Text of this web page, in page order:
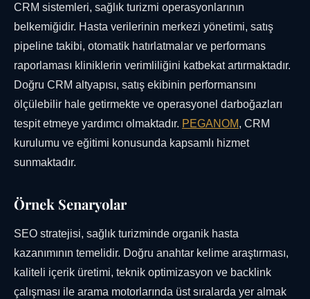
CRM sistemleri, sağlık turizmi operasyonlarının
belkemiğidir. Hasta verilerinin merkezi yönetimi, satış
pipeline takibi, otomatik hatırlatmalar ve performans
raporlaması kliniklerin verimliliğini katbekat artırmaktadır.
Doğru CRM altyapısı, satış ekibinin performansını
ölçülebilir hale getirmekte ve operasyonel darboğazları
tespit etmeye yardımcı olmaktadır. PEGANOM, CRM
kurulumu ve eğitimi konusunda kapsamlı hizmet
sunmaktadır.
Örnek Senaryolar
SEO stratejisi, sağlık turizminde organik hasta
kazanımının temelidir. Doğru anahtar kelime araştırması,
kaliteli içerik üretimi, teknik optimizasyon ve backlink
çalışması ile arama motorlarında üst sıralarda yer almak